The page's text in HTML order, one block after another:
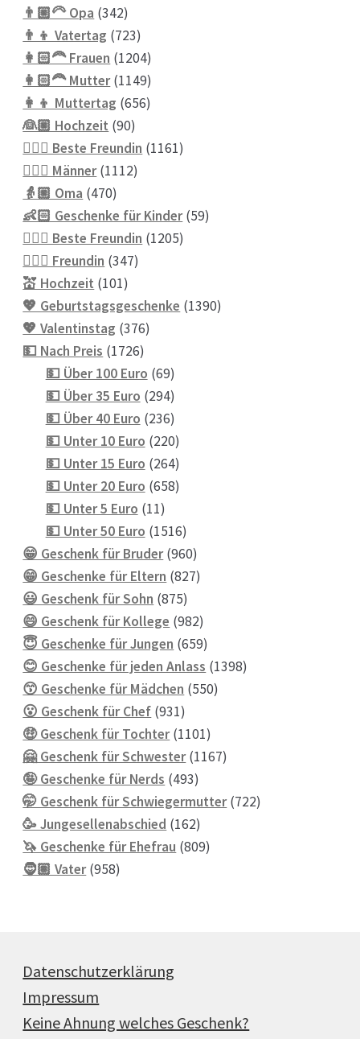
👨🏼‍🦳 Opa 342342
Produkte
👨‍👦 Vatertag 723723
Produkte
👩🏻‍🦰 Frauen 12041204
Produkte
👩🏻‍🦰 Mutter 11491149
Produkte
👩‍👦 Muttertag 656656
👰🏼 Hochzeit 9090
Produkte
👱🏻‍♀️ Beste Freundin 11611161
👱🏼‍♂️ Männer 11121112
👵🏼 Oma 470470
Produkte
👶🏻 Geschenke für Kinder 5959
💁🏼‍♀️ Beste Freundin 12051205
💁🏼‍♀️ Freundin 347347
💒 Hochzeit 101101
Produkte
💖 Geburtstagsgeschenke 13901390
💖 Valentinstag 376376
💵 Nach Preis 17261726
Produkte
💵 Über 100 Euro 6969
Produkte
💵 Über 35 Euro 294294
Produkte
💵 Über 40 Euro 236236
Produkte
💵 Unter 10 Euro 220220
Produkte
💵 Unter 15 Euro 264264
Produkte
💵 Unter 20 Euro 658658
💵 Unter 5 Euro 1111
Produkte
💵 Unter 50 Euro 15161516
Produkte
😁 Geschenk für Bruder 960960
Produkte
😁 Geschenke für Eltern 827827
😃 Geschenk für Sohn 875875
Produkte
😄 Geschenk für Kollege 982982
Produkte
😇 Geschenke für Jungen 659659
Produkte
😊 Geschenke für jeden Anlass 13981398
😙 Geschenke für Mädchen 550550
😮 Geschenk für Chef 931931
Produkte
🤑 Geschenk für Tochter 11011101
Produkte
🤗 Geschenk für Schwester 11671167
🤪 Geschenke für Nerds 493493
Produkte
🤭 Geschenk für Schwiegermutter 722722
🥳 Jungesellenabschied 162162
Produkte
🦄 Geschenke für Ehefrau 809809
🧔🏽 Vater 958958
Datenschutzerklärung
Impressum
Keine Ahnung welches Geschenk?